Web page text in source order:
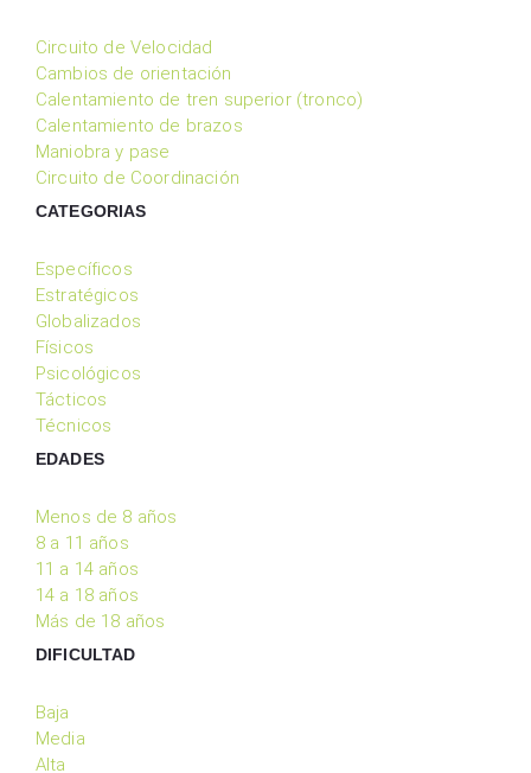
Circuito de Velocidad
Cambios de orientación
Calentamiento de tren superior (tronco)
Calentamiento de brazos
Maniobra y pase
Circuito de Coordinación
CATEGORIAS
Específicos
Estratégicos
Globalizados
Físicos
Psicológicos
Tácticos
Técnicos
EDADES
Menos de 8 años
8 a 11 años
11 a 14 años
14 a 18 años
Más de 18 años
DIFICULTAD
Baja
Media
Alta